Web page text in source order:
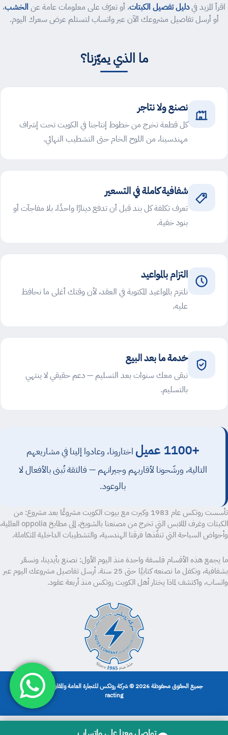
اقرأ المزيد فيدليل تفصيل الكبتات، أو تعرّف على معلومات عامة عن الخشب،
أو أرسل تفاصيل مشروعك الآن عبر واتساب لتستلم عرض سعرك اليوم.
ما الذي يميّزنا؟
نصنع ولا نتاجر
كل قطعة تخرج من خطوط إنتاجنا في الكويت تحت إشراف
مهندسينا، من اللوح الخام حتى التشطيب النهائي.
شفافية كاملة في التسعير
تعرف تكلفة كل بند قبل أن تدفع دينارًا واحدًا، بلا مفاجآت أو
بنود خفية.
التزام بالمواعيد
نلتزم بالمواعيد المكتوبة في العقد، لأن وقتك أغلى ما نحافظ
عليه.
خدمة ما بعد البيع
نبقى معك سنوات بعد التسليم — دعم حقيقي لا ينتهي
بالتسليم.
+1100 عميل
اختارونا، وعادوا إلينا في مشاريعهم
التالية، ورشّحونا لأقاربهم وجيرانهم — فالثقة تُبنى بالأفعال لا
بالوعود.
تأسست روتكس عام 1983 وكبرت مع بيوت الكويت مشروعًا بعد مشروع: من
الكبتات وغرف الملابس التي تخرج من مصنعنا بالشويخ، إلى مطابخ oppolia العالمية،
وأحواض السباحة التي تنفّذها فرقنا الهندسية، والتشطيبات الداخلية المتكاملة.
ما يجمع هذه الأقسام فلسفة واحدة منذ اليوم الأول: نصنع بأيدينا، ونسعّر
بشفافية، ونكفل ما نصنعه كتابيًا حتى 25 سنة. أرسل تفاصيل مشروعك اليوم عبر
واتساب، واكتشف لماذا يختار أهل الكويت روتكس منذ أربعة عقود.
جميع الحقوق محفوظة 2026 © شركة روتكس للتجارة العامة والمقاولات | تصميم
racting